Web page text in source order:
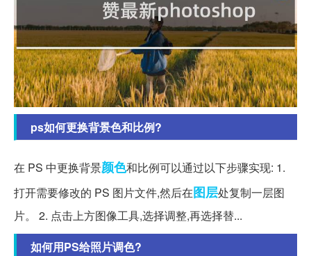
ps如何更换背景色和比例?
在 PS 中更换背景颜色和比例可以通过以下步骤实现: 1.
打开需要修改的 PS 图片文件,然后在图层处复制一层图
片。 2. 点击上方图像工具,选择调整,再选择替...
如何用PS给照片调色?